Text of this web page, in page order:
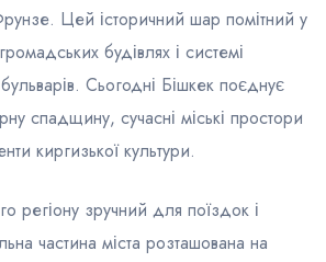
Цей історичний шар помітний у
будівлях і системі
Сьогодні Бішкек поєднує
спадщину, сучасні міські простори
киргизької культури.
регіону зручний для поїздок і
частина міста розташована на